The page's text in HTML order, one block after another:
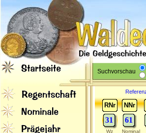
Suchvorschau
RNr
NNr
31 61
Wz Nominal